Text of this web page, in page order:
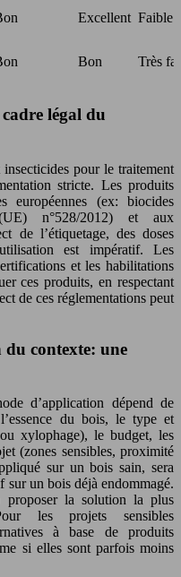
Excellent Faible
Bon Très
légal du
pour le traitement
stricte. Les produits
européennes (ex: biocides
n°528/2012) et aux
de l’étiquetage, des doses
est impératif. Les
et les habilitations
ces produits, en respectant
de ces réglementations peut
contexte: une
d’application dépend de
du bois, le type et
xylophage), le budget, les
(zones sensibles, proximité
sur un bois sain, sera
sur un bois déjà endommagé.
proposer la solution la plus
les projets sensibles
à base de produits
si elles sont parfois moins